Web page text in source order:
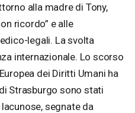
alla madre di Tony,
ricordo” e alle
legali. La svolta
internazionale. Lo scorso
dei Diritti Umani ha
Strasburgo sono stati
segnate da